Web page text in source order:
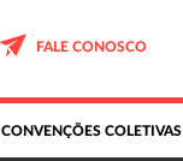
FALE CONOSCO
CONVENÇÕES COLETIVAS